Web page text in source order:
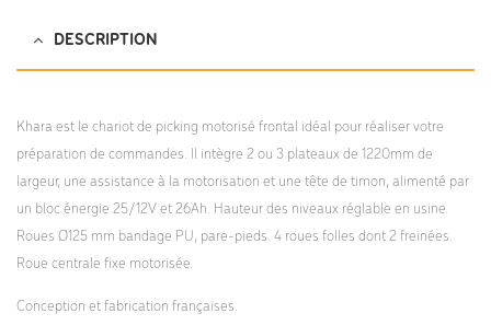
DESCRIPTION
Khara est le chariot de picking motorisé frontal idéal pour réaliser votre
préparation de commandes. Il intègre 2 ou 3 plateaux de 1220mm de
largeur, une assistance à la motorisation et une tête de timon, alimenté par
un bloc énergie 25/12V et 26Ah. Hauteur des niveaux réglable en usine.
Roues Ø125 mm bandage PU, pare-pieds. 4 roues folles dont 2 freinées.
Roue centrale fixe motorisée.
Conception et fabrication françaises.